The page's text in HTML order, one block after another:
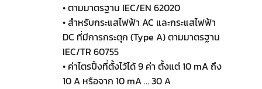
• ตามมาตรฐาน IEC/EN 62020
• สำหรับกระแสไฟฟ้า AC และกระแสไฟฟ้า
DC ที่มีการกระตุก (Type A) ตามมาตรฐาน
IEC/TR 60755
• ค่าไตรปิ้งที่ตั้งไว้ได้ 9 ค่า ตั้งแต่ 10 mA ถึง
10 A หรือจาก 10 mA … 30 A